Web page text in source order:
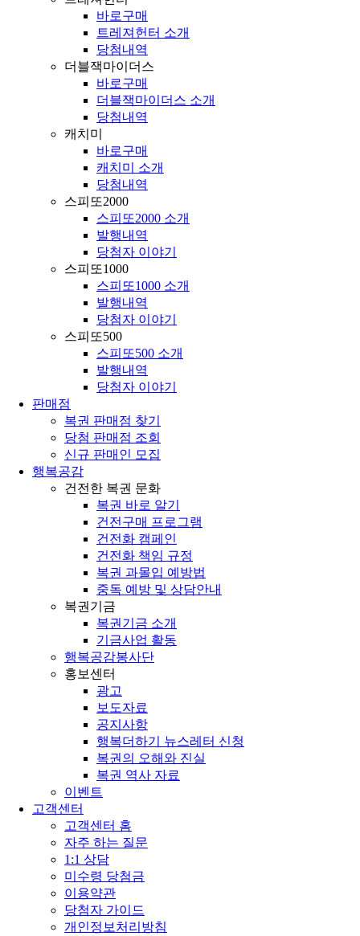
바로구매
트레져헌터 소개
당첨내역
더블잭마이더스
바로구매
더블잭마이더스 소개
당첨내역
캐치미
바로구매
캐치미 소개
당첨내역
스피또2000
스피또2000 소개
발행내역
당첨자 이야기
스피또1000
스피또1000 소개
발행내역
당첨자 이야기
스피또500
스피또500 소개
발행내역
당첨자 이야기
판매점
복권 판매점 찾기
당첨 판매점 조회
신규 판매인 모집
행복공감
건전한 복권 문화
복권 바로 알기
건전구매 프로그램
건전화 캠페인
건전화 책임 규정
복권 과몰입 예방법
중독 예방 및 상담안내
복권기금
복권기금 소개
기금사업 활동
행복공감봉사단
홍보센터
광고
보도자료
공지사항
행복더하기 뉴스레터 신청
복권의 오해와 진실
복권 역사 자료
이벤트
고객센터
고객센터 홈
자주 하는 질문
1:1 상담
미수령 당첨금
이용약관
당첨자 가이드
개인정보처리방침